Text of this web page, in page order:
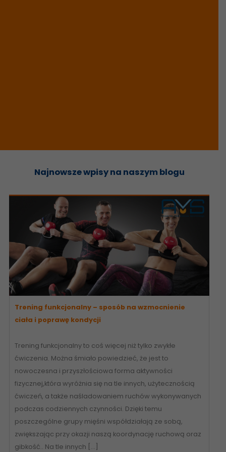
Najnowsze wpisy na naszym blogu
Trening funkcjonalny – sposób na wzmocnienie
ciała i poprawę kondycji
Trening funkcjonalny to coś więcej niż tylko zwykłe
ćwiczenia. Można śmiało powiedzieć, że jest to
nowoczesna i przyszłościowa forma aktywności
fizycznej,która wyróżnia się na tle innych, użytecznością
ćwiczeń, a także naśladowaniem ruchów wykonywanych
podczas codziennych czynności. Dzięki temu
poszczególne grupy mięśni współdziałają ze sobą,
zwiększając przy okazji naszą koordynację ruchową oraz
gibkość.. Na tle innych […]